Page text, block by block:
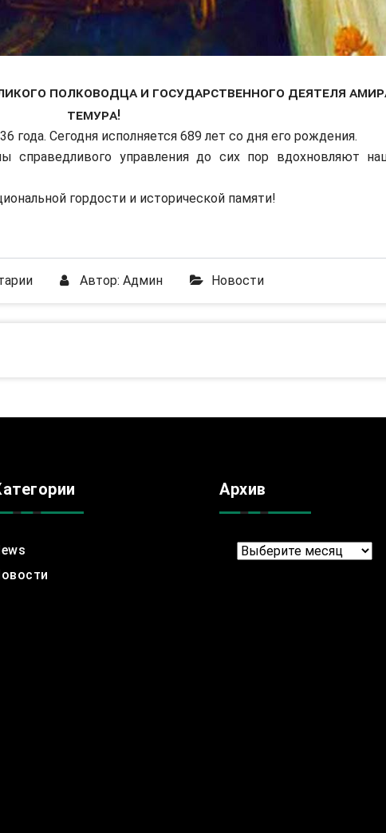
полководца и государственного деятеля
Темура!
года. Сегодня исполняется 689 лет со дня его рождения.
справедливого управления до сих пор вдохновляют
гордости и исторической памяти!
Автор: Админ Новости
Архив
Архив